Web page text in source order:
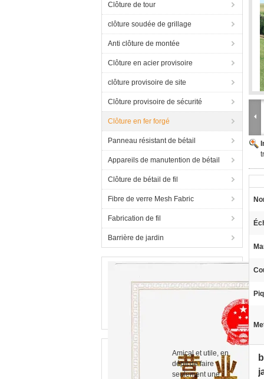
Clôture de tour
clôture soudée de grillage
Anti clôture de montée
Clôture en acier provisoire
clôture provisoire de site
Clôture provisoire de sécurité
Clôture en fer forgé
Panneau résistant de bétail
Appareils de manutention de bétail
Clôture de bétail de fil
Fibre de verre Mesh Fabric
Fabrication de fil
Barrière de jardin
Amical et utile, en
dépit de faire
seulement une